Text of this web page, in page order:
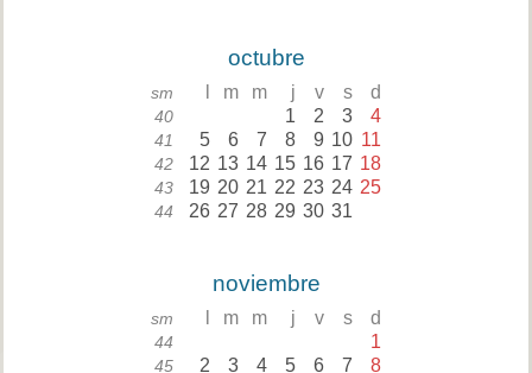
octubre
sm m m j v s d
40 1 2 3 4
41 5 6 7 8 9 10 11
42 12 13 14 15 16 17 18
43 19 20 21 22 23 24 25
44 26 27 28 29 30 31
noviembre
sm m m j v s d
44 1
45 2 3 4 5 6 7 8